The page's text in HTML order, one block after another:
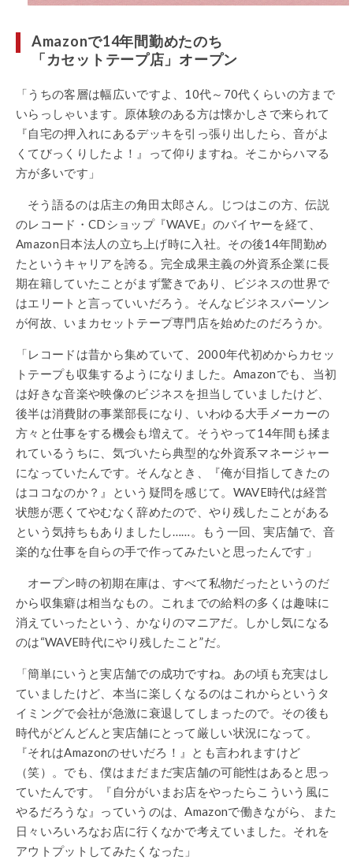
Amazonで14年間勤めたのち
「カセットテープ店」オープン
「うちの客層は幅広いですよ、10代～70代くらいの方まで
いらっしゃいます。原体験のある方は懐かしさで来られて
『自宅の押入れにあるデッキを引っ張り出したら、音がよ
くてびっくりしたよ！』って仰りますね。そこからハマる
方が多いです」
そう語るのは店主の角田太郎さん。じつはこの方、伝説
のレコード・CDショップ『WAVE』のバイヤーを経て、
Amazon日本法人の立ち上げ時に入社。その後14年間勤め
たというキャリアを誇る。完全成果主義の外資系企業に長
期在籍していたことがまず驚きであり、ビジネスの世界で
はエリートと言っていいだろう。そんなビジネスパーソン
が何故、いまカセットテープ専門店を始めたのだろうか。
「レコードは昔から集めていて、2000年代初めからカセッ
トテープも収集するようになりました。Amazonでも、当初
は好きな音楽や映像のビジネスを担当していましたけど、
後半は消費財の事業部長になり、いわゆる大手メーカーの
方々と仕事をする機会も増えて。そうやって14年間も揉ま
れているうちに、気づいたら典型的な外資系マネージャー
になっていたんです。そんなとき、『俺が目指してきたの
はココなのか？』という疑問を感じて。WAVE時代は経営
状態が悪くてやむなく辞めたので、やり残したことがある
という気持ちもありましたし……。もう一回、実店舗で、音
楽的な仕事を自らの手で作ってみたいと思ったんです」
オープン時の初期在庫は、すべて私物だったというのだ
から収集癖は相当なもの。これまでの給料の多くは趣味に
消えていったという、かなりのマニアだ。しかし気になる
のは“WAVE時代にやり残したこと”だ。
「簡単にいうと実店舗での成功ですね。あの頃も充実はし
ていましたけど、本当に楽しくなるのはこれからというタ
イミングで会社が急激に衰退してしまったので。その後も
時代がどんどんと実店舗にとって厳しい状況になって。
『それはAmazonのせいだろ！』とも言われますけど
（笑）。でも、僕はまだまだ実店舗の可能性はあると思っ
ていたんです。『自分がいまお店をやったらこういう風に
やるだろうな』っていうのは、Amazonで働きながら、また
日々いろいろなお店に行くなかで考えていました。それを
アウトプットしてみたくなった」